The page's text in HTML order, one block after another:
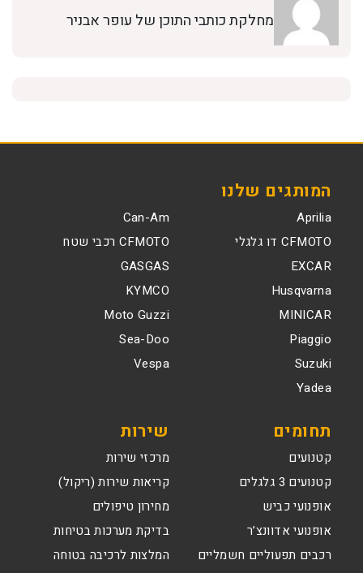
מחלקת כותבי התוכן של עופר אבניר
המותגים שלנו
Aprilia
Can-Am
CFMOTO דו גלגלי
CFMOTO רכבי שטח
EXCAR
GASGAS
Husqvarna
KYMCO
MINICAR
Moto Guzzi
Piaggio
Sea-Doo
Suzuki
Vespa
Yadea
תחומים
קטנועים
קטנועים 3 גלגלים
אופנועי כביש
אופנועי אדוונצ’ר
רכבים תפעוליים חשמליים
שירות
מרכזי שירות
קריאות שירות (ריקול)
מחירון טיפולים
בדיקת מערכות בטיחות
המלצות לרכיבה בטוחה